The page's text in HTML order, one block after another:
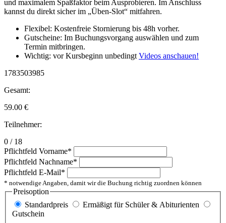
und maximalem Spaßfaktor beim Ausprobieren. Im Anschluss
kannst du direkt sicher im „Üben-Slot“ mitfahren.
Flexibel: Kostenfreie Stornierung bis 48h vorher.
Gutscheine: Im Buchungsvorgang auswählen und zum
Termin mitbringen.
Wichtig: vor Kursbeginn unbedingt Videos anschauen!
1783503985
Gesamt:
59.00 €
Teilnehmer:
0 / 18
Pflichtfeld Vorname*
Pflichtfeld Nachname*
Pflichtfeld E-Mail*
* notwendige Angaben, damit wir die Buchung richtig zuordnen können
Preisoption
Standardpreis
Ermäßigt für Schüler & Abiturienten
Gutschein